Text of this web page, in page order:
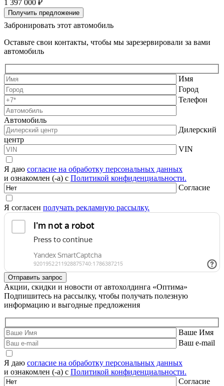
1 397 000 ₽
Получить предложение
Забронировать этот автомобиль
Оставьте свои контакты, чтобы мы зарезервировали за вами
автомобиль
Имя
Город
Телефон
Автомобиль
Дилерский
центр
VIN
Я даю согласие на обработку персональных данных
и ознакомлен (-а) с Политикой конфиденциальности.
Согласие
Я согласен получать рекламную рассылку.
Акции, скидки и новости от автохолдинга «Оптима»
Подпишитесь на рассылку, чтобы получать полезную
информацию и выгодные предложения
Ваше Имя
Ваш e-mail
Я даю согласие на обработку персональных данных
и ознакомлен (-а) с Политикой конфиденциальности.
Согласие